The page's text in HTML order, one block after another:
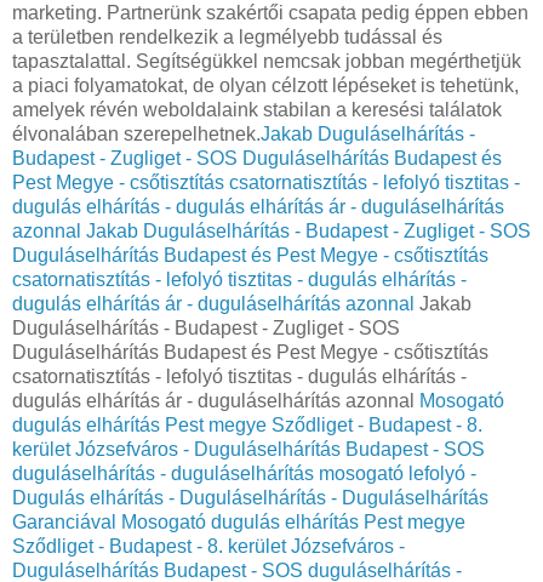
marketing. Partnerünk szakértői csapata pedig éppen ebben
a területben rendelkezik a legmélyebb tudással és
tapasztalattal. Segítségükkel nemcsak jobban megérthetjük
a piaci folyamatokat, de olyan célzott lépéseket is tehetünk,
amelyek révén weboldalaink stabilan a keresési találatok
élvonalában szerepelhetnek.Jakab Duguláselhárítás -
Budapest - Zugliget - SOS Duguláselhárítás Budapest és
Pest Megye - csőtisztítás csatornatisztítás - lefolyó tisztitas -
dugulás elhárítás - dugulás elhárítás ár - duguláselhárítás
azonnal Jakab Duguláselhárítás - Budapest - Zugliget - SOS
Duguláselhárítás Budapest és Pest Megye - csőtisztítás
csatornatisztítás - lefolyó tisztitas - dugulás elhárítás -
dugulás elhárítás ár - duguláselhárítás azonnal Jakab
Duguláselhárítás - Budapest - Zugliget - SOS
Duguláselhárítás Budapest és Pest Megye - csőtisztítás
csatornatisztítás - lefolyó tisztitas - dugulás elhárítás -
dugulás elhárítás ár - duguláselhárítás azonnal
Mosogató
dugulás elhárítás Pest megye Sződliget - Budapest - 8.
kerület Józsefváros - Duguláselhárítás Budapest - SOS
duguláselhárítás - duguláselhárítás mosogató lefolyó -
Dugulás elhárítás - Duguláselhárítás - Duguláselhárítás
Garanciával
Mosogató dugulás elhárítás Pest megye
Sződliget - Budapest - 8. kerület Józsefváros -
Duguláselhárítás Budapest - SOS duguláselhárítás -